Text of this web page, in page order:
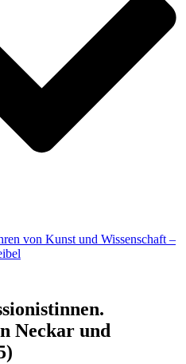
von Kunst und Wissenschaft –
Neckar und